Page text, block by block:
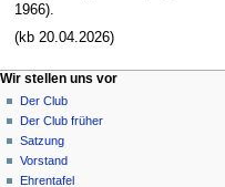
1966).
(kb 20.04.2026)
N
a
v
g
Seitenaktionen
Seite
Diskussion
Lesen
Quelltext
anzeigen
Meine Werkzeuge
Anmelden
Wir stellen uns vor
Der Club
Der Club früher
Satzung
Vorstand
Ehrentafel